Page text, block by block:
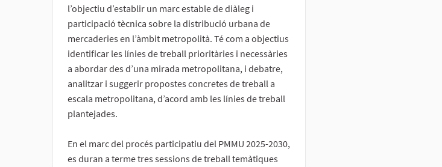
l’objectiu d’establir un marc estable de diàleg i
participació tècnica sobre la distribució urbana de
mercaderies en l’àmbit metropolità. Té com a objectius
identificar les línies de treball prioritàries i necessàries
a abordar des d’una mirada metropolitana, i debatre,
analitzar i suggerir propostes concretes de treball a
escala metropolitana, d’acord amb les línies de treball
plantejades.
En el marc del procés participatiu del PMMU 2025-2030,
es duran a terme tres sessions de treball temàtiques